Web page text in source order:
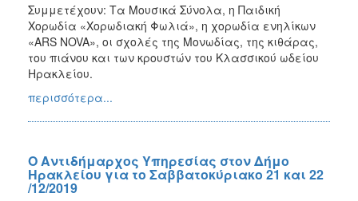
Συμμετέχουν: Τα Μουσικά Σύνολα, η Παιδική
Χορωδία «Χορωδιακή Φωλιά», η χορωδία ενηλίκων
«ARS NOVA», οι σχολές της Μονωδίας, της κιθάρας,
του πιάνου και των κρουστών του Κλασσικού ωδείου
Ηρακλείου.
περισσότερα...
Ο Αντιδήμαρχος Υπηρεσίας στον Δήμο
Ηρακλείου για το Σαββατοκύριακο 21 και 22
/12/2019